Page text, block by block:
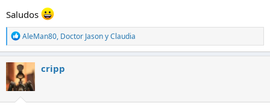
Saludos
R
e
a
c
c
i
o
n
AleMan80, Doctor JasonyClaudia
cripp